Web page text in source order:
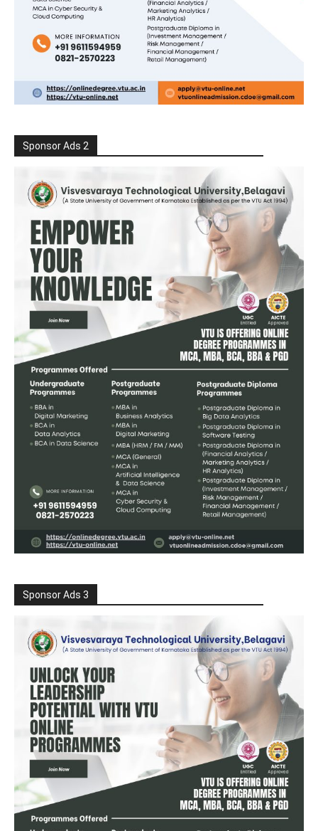
Sponsor Ads 2
Sponsor Ads 3